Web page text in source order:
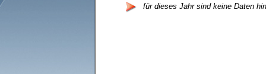
für dieses Jahr sind keine Daten